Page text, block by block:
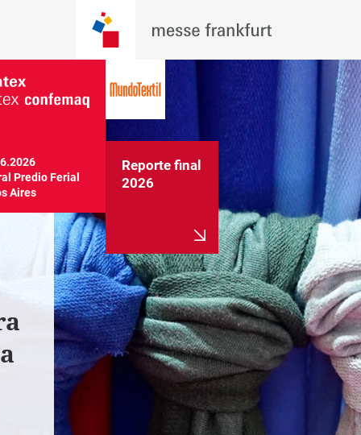
CONFEMAQ
Exposición
Internacional de
Maquinaria para
la Confección
Quiero exponer
El gran
Conocé
Predio Ferial
Aires
Reporte final
2026